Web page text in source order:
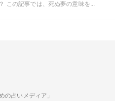
この記事では、死ぬ夢の意味を...
占いメディア」